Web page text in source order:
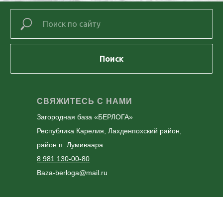
Поиск
СВЯЖИТЕСЬ С НАМИ
Загородная база «БЕРЛОГА»
Республика Карелия, Лахденпохский район,
район п. Лумиваара
8 981 130-00-80
Baza-berloga@mail.ru